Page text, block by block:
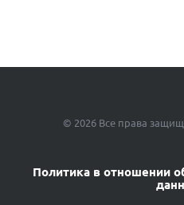
© 2026 Все права
Политика в отношении